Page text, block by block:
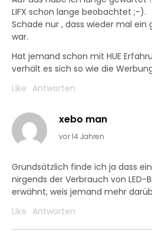
LIFX schon lange beobachtet ;-).
Schade nur , dass wieder mal ein
war.
Hat jemand schon mit HUE
verhält es sich so wie die
Like Antworten
xebo man
vor 14 Jahren
Grundsätzlich finde ich ja dass
nirgends der Verbrauch von LED-
erwähnt, weis jemand mehr
Like Antworten